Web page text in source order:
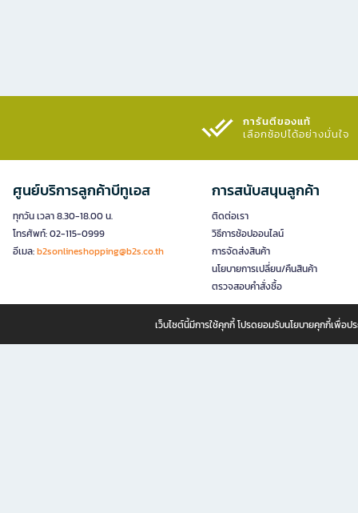
การันตีของแท้
เลือกช้อปได้อย่างมั่นใจ​
ศูนย์บริการลูกค้าบีทูเอส
ทุกวัน เวลา 8.30-18.00 น.
โทรศัพท์: 02-115-0999
อีเมล:b2sonlineshopping@b2s.co.th
การสนับสนุนลูกค้า
ติดต่อเรา
วิธีการช้อปออนไลน์
การจัดส่งสินค้า
นโยบายการเปลี่ยน/คืนสินค้า
ตรวจสอบคำสั่งซื้อ
เว็บไซต์นี้มีการใช้คุกกี้ โปรดยอมรับนโยบายคุกกี้เพื่อ